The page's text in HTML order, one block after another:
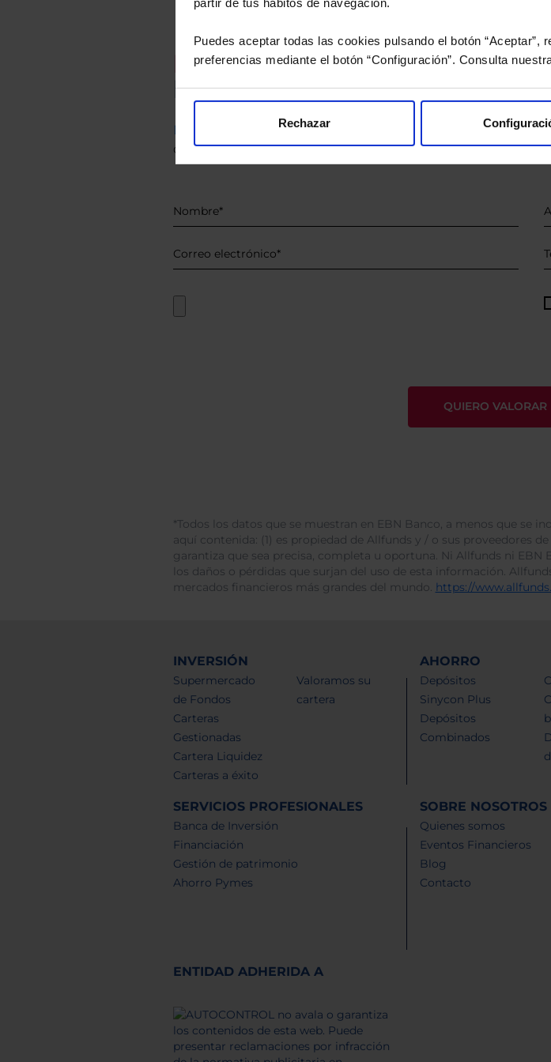
partir de tus hábitos de navegación.
Puedes aceptar todas las cookies pulsando el botón “Aceptar”,
preferencias mediante el botón “Configuración”. Consulta
Rechazar
Recomendado.
Le hacemos un estudio
Descárguese el archivoe indíquenos los ISINs de sus
de sus alternativas de Clases Limpias con las que podrá
*Todos los datos que se muestran en EBN Banco, a menos que se
aquí contenida: (1) es propiedad de Allfunds y / o sus proveedores
garantiza que sea precisa, completa u oportuna. Ni Allfunds ni
los daños o pérdidas que surjan del uso de esta información.
mercados financieros más grandes del mundo. https://
INVERSIÓN
Supermercado
de Fondos
Carteras
Gestionadas
Cartera Liquidez
Carteras a éxito
Valoramos su
cartera
AHORRO
Depósitos
Sinycon Plus
Depósitos
Combinados
SERVICIOS PROFESIONALES
Banca de Inversión
Financiación
Gestión de patrimonio
Ahorro Pymes
SOBRE NOSOTROS
Quienes somos
Eventos Financieros
Blog
Contacto
ENTIDAD ADHERIDA A